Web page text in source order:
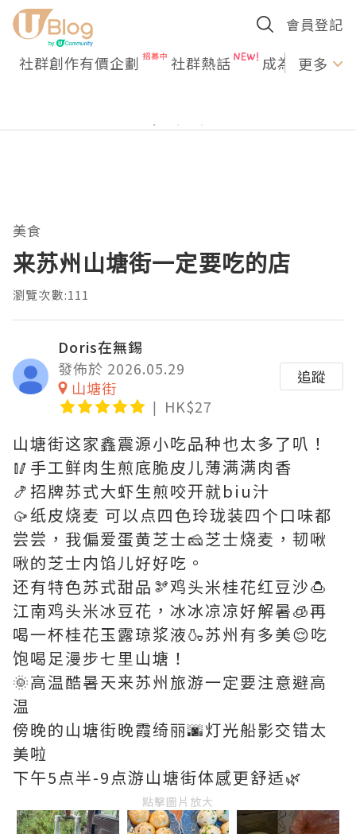
會員登記
社群創作有價企劃 社群熱話 成為U更多
美食
来苏州山塘街一定要吃的店
瀏覽次數:111
Doris在無錫
發佈於 2026.05.29
山塘街
HK$27
追蹤
山塘街这家鑫震源小吃品种也太多了叭！
🥢手工鲜肉生煎底脆皮儿薄满满肉香
🍤招牌苏式大虾生煎咬开就biu汁
🥠纸皮烧麦 可以点四色玲珑装四个口味都
尝尝，我偏爱蛋黄芝士🧀芝士烧麦，韧啾
啾的芝士内馅儿好好吃。
还有特色苏式甜品🫘鸡头米桂花红豆沙🍮
江南鸡头米冰豆花，冰冰凉凉好解暑🧊再
喝一杯桂花玉露琼浆液🍶苏州有多美😌吃
饱喝足漫步七里山塘！
🌞高温酷暑天来苏州旅游一定要注意避高
温
傍晚的山塘街晚霞绮丽🌆灯光船影交错太
美啦
下午5点半-9点游山塘街体感更舒适🌿
點擊圖片放大